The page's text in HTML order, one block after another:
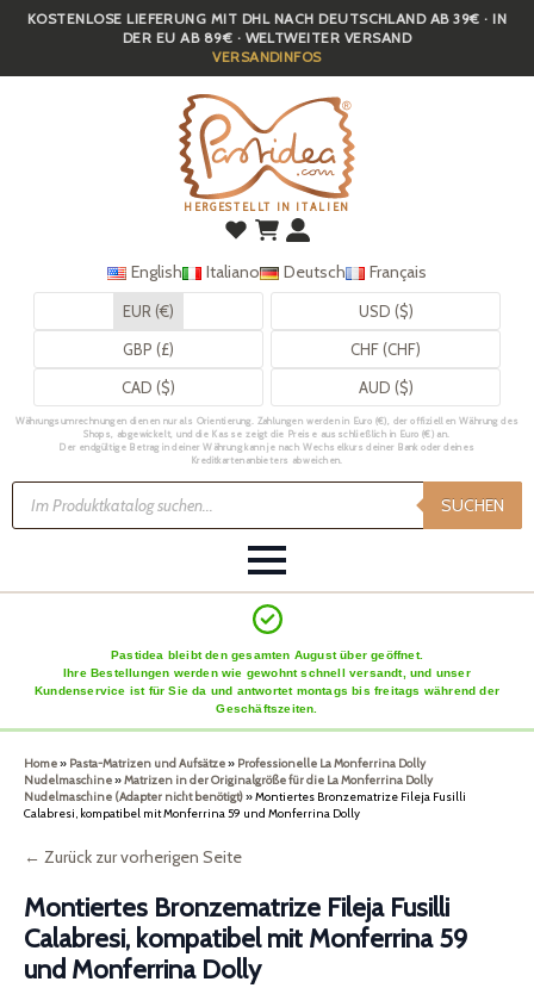
Skip
KOSTENLOSE LIEFERUNG MIT DHL NACH DEUTSCHLAND AB 39€ · IN
DER EU AB 89€ · WELTWEITER VERSAND
VERSANDINFOS
HERGESTELLT IN ITALIEN
English Italiano Deutsch Français
EUR (€)
USD ($)
GBP (£)
CHF (CHF)
CAD ($)
AUD ($)
Währungsumrechnungen dienen nur als Orientierung. Zahlungen werden in Euro (€), der offiziellen Währung des
Shops, abgewickelt, und die Kasse zeigt die Preise ausschließlich in Euro (€) an.
Der endgültige Betrag in deiner Währung kann je nach Wechselkurs deiner Bank oder deines
Kreditkartenanbieters abweichen.
Products
search SUCHEN
Pastidea bleibt den gesamten August über geöffnet.
Ihre Bestellungen werden wie gewohnt schnell versandt, und unser
Kundenservice ist für Sie da und antwortet montags bis freitags während der
Geschäftszeiten.
Home» Pasta-Matrizen und Aufsätze» Professionelle La Monferrina Dolly
Nudelmaschine»Matrizen in der Originalgröße für die La Monferrina Dolly
Nudelmaschine (Adapter nicht benötigt)»Montiertes Bronzematrize Fileja Fusilli
Calabresi, kompatibel mit Monferrina 59 und Monferrina Dolly
← Zurück zur vorherigen Seite
Montiertes Bronzematrize Fileja Fusilli
Calabresi, kompatibel mit Monferrina 59
und Monferrina Dolly